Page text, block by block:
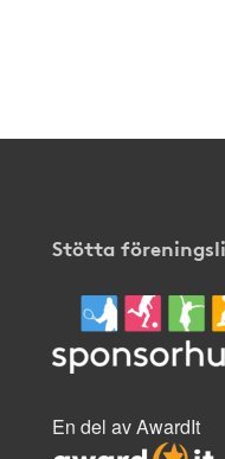
Stötta
En del av AwardIt